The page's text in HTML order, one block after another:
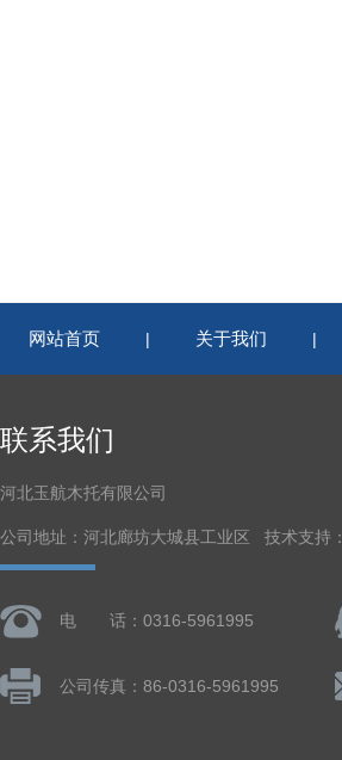
网站首页 | 关于我们 |
联系我们
河北玉航木托有限公司
公司地址：河北廊坊大城县工业区 技术支持：
电 话：0316-5961995
公司传真：86-0316-5961995